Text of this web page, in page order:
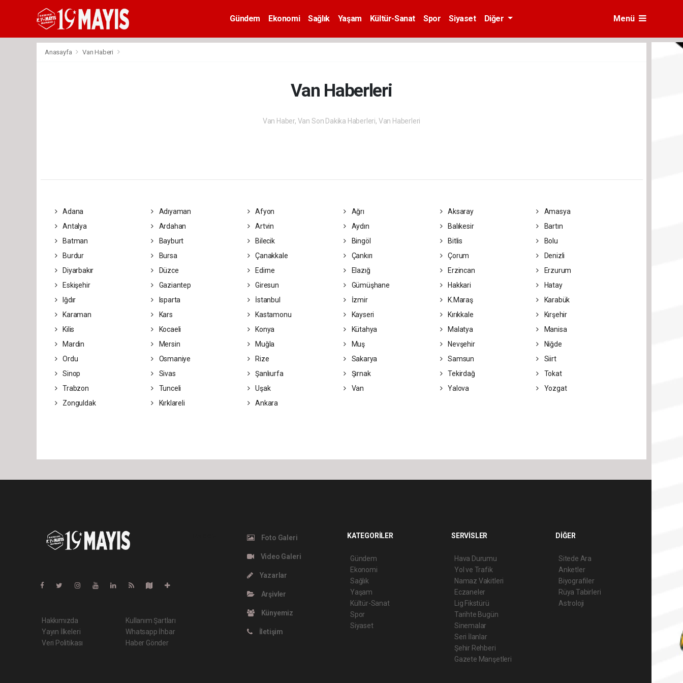
siteler
Gündem Ekonomi Sağlık Yaşam Kültür-Sanat Spor Siyaset Diğer Menü
Anasayfa Van Haberi
Van Haberleri
Van Haber, Van Son Dakika Haberleri, Van Haberleri
Adana Adıyaman Afyon Ağrı Aksaray
Amasya
Antalya
Ardahan Artvin Aydın Balıkesir
Bartın
Batman
Bayburt Bilecik Bingöl Bitlis
Bolu
Burdur
Bursa Çanakkale Çankırı Çorum
Denizli
Diyarbakır
Düzce Edirne Elazığ Erzincan
Erzurum
Eskişehir
Gaziantep Giresun Gümüşhane Hakkari
Hatay
Iğdır
Isparta İstanbul İzmir K.Maraş
Karabük
Karaman
Kars Kastamonu Kayseri Kırıkkale
Kırşehir
Kilis
Kocaeli Konya Kütahya Malatya
Manisa
Mardin
Mersin Muğla Muş Nevşehir
Niğde
Ordu
Osmaniye Rize Sakarya Samsun
Siirt
Sinop
Sivas Şanlıurfa Şırnak Tekirdağ
Tokat
Trabzon
Tunceli Uşak Van Yalova
Yozgat
Zonguldak
Kırklareli Ankara
Hakkımızda
Yayın İlkeleri
Veri Politikası
Kullanım Şartları
Whatsapp İhbar
Haber Gönder
Foto Galeri
Video Galeri
Yazarlar
Arşivler
Künyemiz
İletişim
KATEGORİLER
Gündem
Ekonomi
Sağlık
Yaşam
Kültür-Sanat
Spor
Siyaset
SERVİSLER
Hava Durumu
Yol ve Trafik
Namaz Vakitleri
Eczaneler
Lig Fikstürü
Tarihte Bugün
Sinemalar
Seri İlanlar
Şehir Rehberi
Gazete Manşetleri
DİĞER
Sitede Ara
Anketler
Biyografiler
Rüya Tabirleri
Astroloji